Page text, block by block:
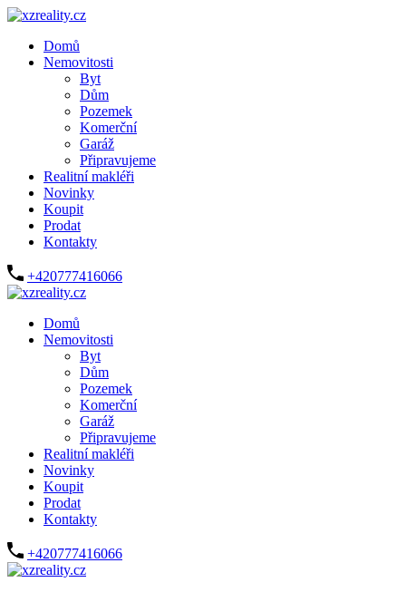
Domů
Nemovitosti
Byt
Dům
Pozemek
Komerční
Garáž
Připravujeme
Realitní makléři
Novinky
Koupit
Prodat
Kontakty
+420777416066
Domů
Nemovitosti
Byt
Dům
Pozemek
Komerční
Garáž
Připravujeme
Realitní makléři
Novinky
Koupit
Prodat
Kontakty
+420777416066